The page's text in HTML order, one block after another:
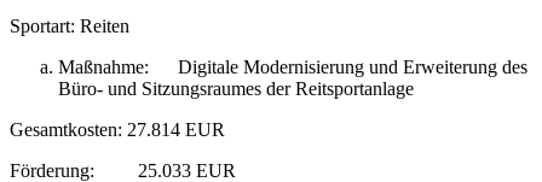
Sportart: Reiten
Maßnahme: Digitale Modernisierung und Erweiterung des
Büro- und Sitzungsraumes der Reitsportanlage
Gesamtkosten: 27.814 EUR
Förderung: 25.033 EUR